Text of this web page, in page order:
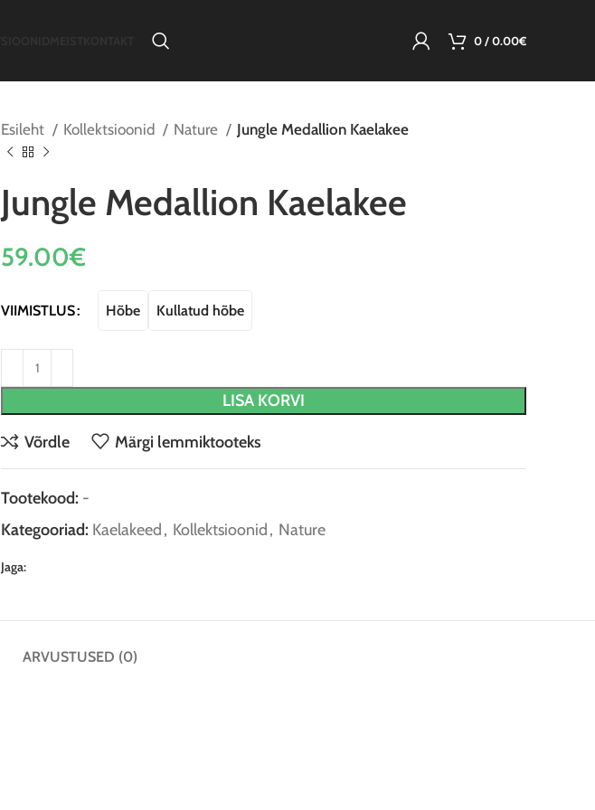
0/0.00€
Esileht Kollektsioonid Nature Jungle Medallion Kaelakee
Jungle Medallion Kaelakee
59.00€
VIIMISTLUS Hõbe Kullatud hõbe
LISA KORVI
Võrdle Märgi lemmiktooteks
Tootekood: -
Kategooriad: Kaelakeed, Kollektsioonid, Nature
Jaga:
ARVUSTUSED (0)